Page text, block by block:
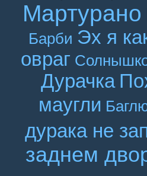
Мартурано
Барби Эх я
овраг
Дурачка
маугли
дурака не
заднем